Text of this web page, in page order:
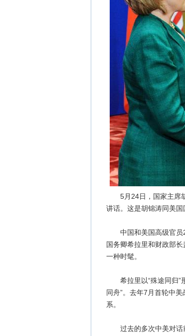
5月24日，国家主席胡
讲话。这是胡锦涛同美
中国和美国高级官员
国务卿希拉里和财政部
一种时髦。
希拉里以“殊途同归”形
同舟”。去年7月首轮中
系。
过去的多次中美对话前